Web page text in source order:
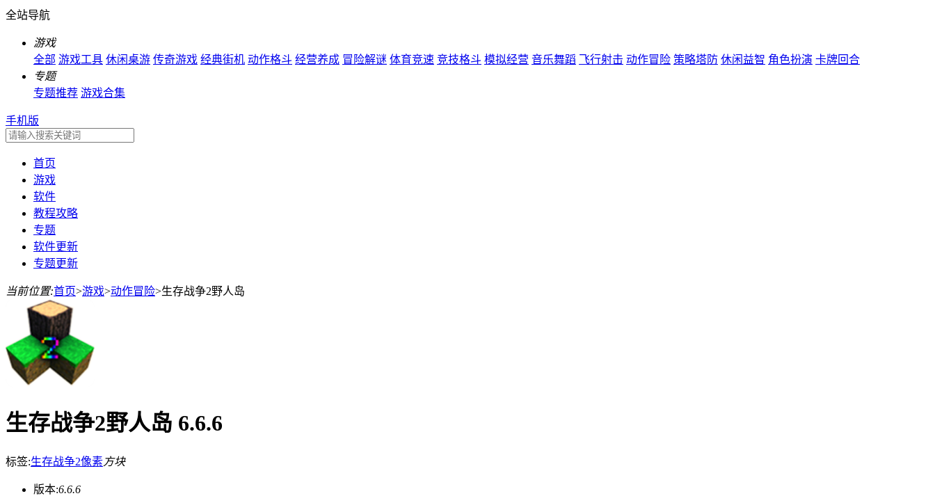
全站导航
游戏
全部 游戏工具 休闲桌游 传奇游戏 经典街机 动作格斗 经营养成 冒险解谜 体育竞速 竞技格斗 模拟经营 音乐舞蹈 飞行射击 动作冒险 策略塔防 休闲益智 角色扮演 卡牌回合
专题
专题推荐 游戏合集
手机版
首页
游戏
软件
教程攻略
专题
软件更新
专题更新
当前位置:首页>游戏>动作冒险>生存战争2野人岛
生存战争2野人岛 6.6.6
标签:生存战争2像素方块
版本:6.6.6